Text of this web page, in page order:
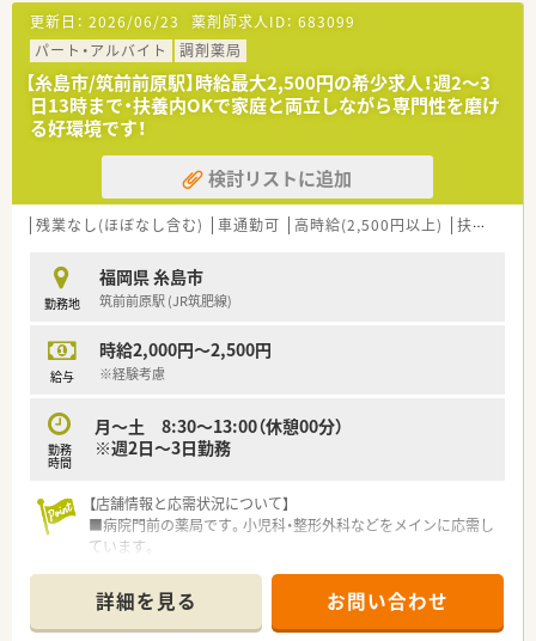
■年間休日は111日あり、今後さらに休日数を増やしていく方針
があるためプライベートも充実します。
【こんな方にオススメ】
■福岡県を中心に展開する安定した地場大手企業で、腰を据えて
長く働きたいと考えている方に最適です。
■機械化が進んだ先進的な環境で、効率よく業務を行いながら対
人スキルを磨きたい方におすすめできます。
■ワークライフバランスを重視しており、残業が少なく福利厚生
の整った環境を求めている方に適しています。
更新日： 2026/06/23 薬剤師求人ID： 683099
パート・アルバイト
調剤薬局
【糸島市/筑前前原駅】時給最大2,500円の希少求人！週2～3
日13時まで・扶養内OKで家庭と両立しながら専門性を磨け
る好環境です！
検討リストに追加
残業なし(ほぼなし含む) 車通勤可 高時給(2,500円以上) 扶養内勤務OK
勤務地
福岡県 糸島市
筑前前原駅 (JR筑肥線)
給与
時給2,000円～2,500円
※経験考慮
勤務
時間
月～土 8:30～13:00（休憩00分）
※週2日～3日勤務
【店舗情報と応需状況について】
■病院門前の薬局です。小児科・整形外科などをメインに応需し
ています。
■駐車場も完備しておりますので、お車での通勤も可能です。
■お時給最大2,500円も可能な希少な求人です。
詳細を見る お問い合わせ